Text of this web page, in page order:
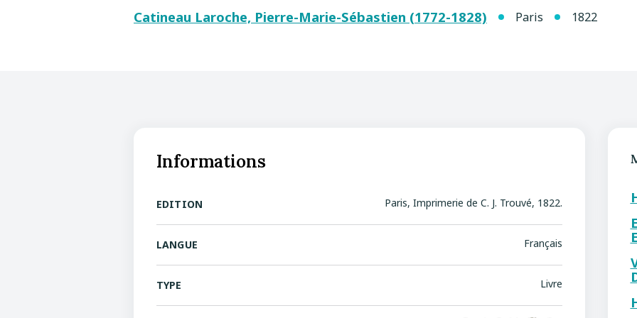
Catineau Laroche, Pierre-Marie-Sébastien (1772-1828) Paris 1822
Informations
EDITION Paris, Imprimerie de C. J. Trouvé, 1822.
LANGUE Français
TYPE Livre